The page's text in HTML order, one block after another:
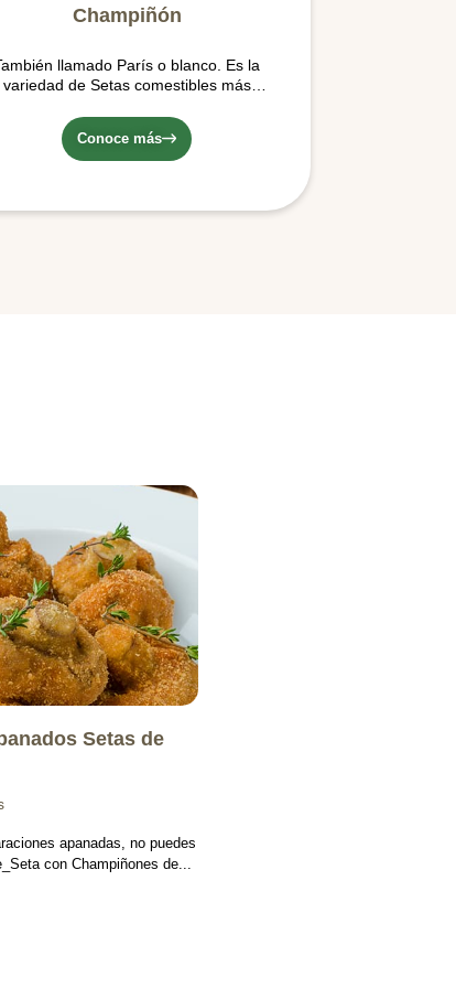
Champiñón
llamado París o blanco. Es la
variedad de Setas comestibles más
Conoce más
Setas de
apanadas, no puedes
con Champiñones de...